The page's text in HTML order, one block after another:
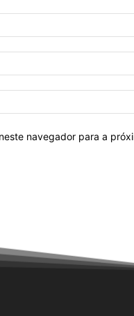
navegador para a